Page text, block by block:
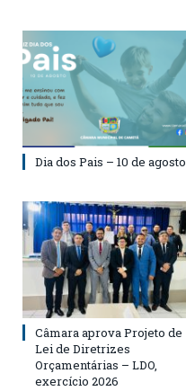
Dia dos Pais – 10 de agosto
Câmara aprova Projeto de
Lei de Diretrizes
Orçamentárias – LDO,
exercício 2026